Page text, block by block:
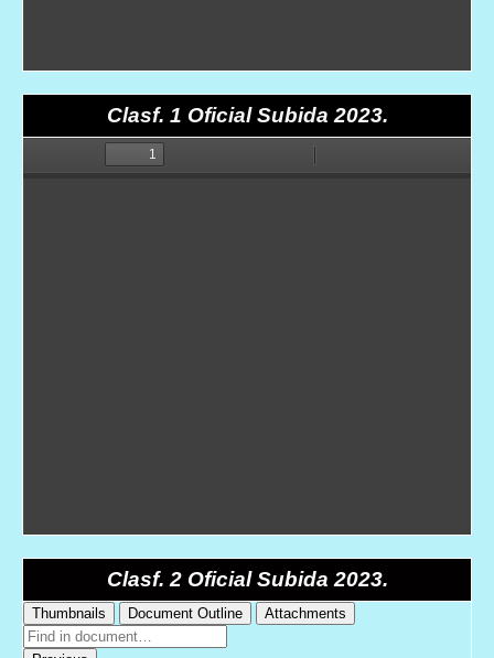
Clasf. 1 Oficial Subida 2023.
Clasf. 2 Oficial Subida 2023.